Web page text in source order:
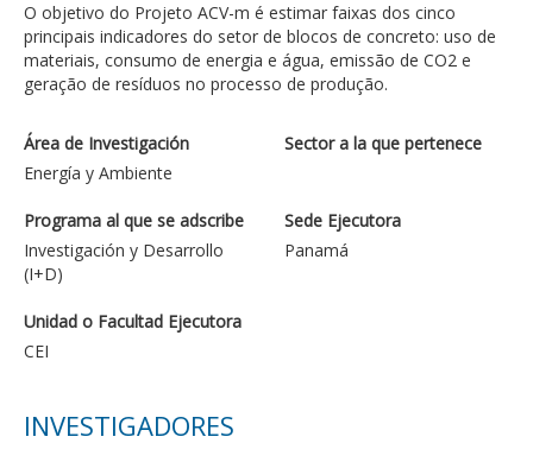
O objetivo do Projeto ACV-m é estimar faixas dos cinco
principais indicadores do setor de blocos de concreto: uso de
materiais, consumo de energia e água, emissão de CO2 e
geração de resíduos no processo de produção.
Área de Investigación
Energía y Ambiente
Sector a la que pertenece
Programa al que se adscribe
Investigación y Desarrollo
(I+D)
Sede Ejecutora
Panamá
Unidad o Facultad Ejecutora
CEI
INVESTIGADORES